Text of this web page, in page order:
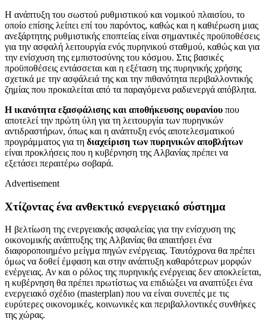
Η ανάπτυξη του σωστού ρυθμιστικού και νομικού πλαισίου, το
οποίο επίσης λείπει επί του παρόντος, καθώς και η καθιέρωση μιας
ανεξάρτητης ρυθμιστικής εποπτείας είναι σημαντικές προϋποθέσεις
για την ασφαλή λειτουργία ενός πυρηνικού σταθμού, καθώς και για
την ενίσχυση της εμπιστοσύνης του κόσμου. Στις βασικές
προϋποθέσεις εντάσσεται και η εξέταση της πυρηνικής χρήσης
σχετικά με την ασφάλειά της και την πιθανότητα περιβαλλοντικής
ζημίας που προκαλείται από τα παραγόμενα ραδιενεργά απόβλητα.
Η ικανότητα εξασφάλισης και αποθήκευσης ουρανίου που
αποτελεί την πρώτη ύλη για τη λειτουργία των πυρηνικών
αντιδραστήρων, όπως και η ανάπτυξη ενός αποτελεσματικού
προγράμματος για τη διαχείριση των πυρηνικών αποβλήτων
είναι προκλήσεις που η κυβέρνηση της Αλβανίας πρέπει να
εξετάσει περαιτέρω σοβαρά.
Advertisement
Χτίζοντας ένα ανθεκτικό ενεργειακό σύστημα
Η βελτίωση της ενεργειακής ασφαλείας για την ενίσχυση της
οικονομικής ανάπτυξης της Αλβανίας θα απαιτήσει ένα
διαφοροποιημένο μείγμα πηγών ενέργειας. Ταυτόχρονα θα πρέπει
όμως να δοθεί έμφαση και στην ανάπτυξη καθαρότερων μορφών
ενέργειας. Αν και ο ρόλος της πυρηνικής ενέργειας δεν αποκλείεται,
η κυβέρνηση θα πρέπει πρωτίστως να επιδιώξει να αναπτύξει ένα
ενεργειακό σχέδιο (masterplan) που να είναι συνεπές με τις
ευρύτερες οικονομικές, κοινωνικές και περιβαλλοντικές συνθήκες
της χώρας.